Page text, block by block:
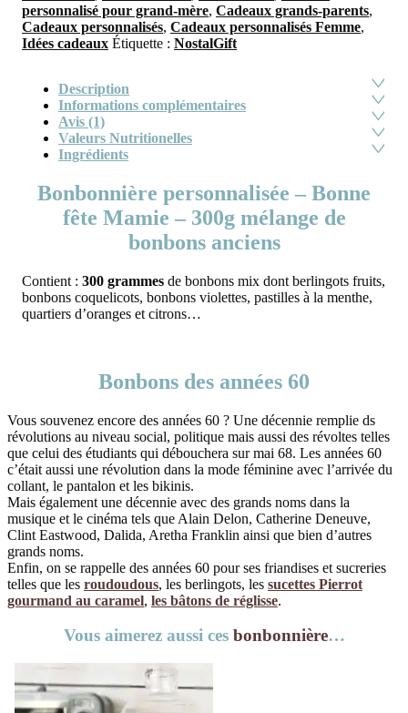
personnalisé pour grand-mère, Cadeaux grands-parents,
Cadeaux personnalisés, Cadeaux personnalisés Femme,
Idées cadeaux Étiquette : NostalGift
Description
Informations complémentaires
Avis (1)
Valeurs Nutritionelles
Ingrédients
Bonbonnière personnalisée – Bonne
fête Mamie – 300g mélange de
bonbons anciens
Contient : 300 grammes de bonbons mix dont berlingots fruits,
bonbons coquelicots, bonbons violettes, pastilles à la menthe,
quartiers d’oranges et citrons…
Bonbons des années 60
Vous souvenez encore des années 60 ? Une décennie remplie ds
révolutions au niveau social, politique mais aussi des révoltes telles
que celui des étudiants qui débouchera sur mai 68. Les années 60
c’était aussi une révolution dans la mode féminine avec l’arrivée du
collant, le pantalon et les bikinis.
Mais également une décennie avec des grands noms dans la
musique et le cinéma tels que Alain Delon, Catherine Deneuve,
Clint Eastwood, Dalida, Aretha Franklin ainsi que bien d’autres
grands noms.
Enfin, on se rappelle des années 60 pour ses friandises et sucreries
telles que les roudoudous, les berlingots, les sucettes Pierrot
gourmand au caramel, les bâtons de réglisse.
Vous aimerez aussi ces bonbonnière…